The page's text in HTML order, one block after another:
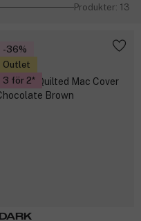
Produkter: 13
-36%
Outlet
3 för 2
DARK